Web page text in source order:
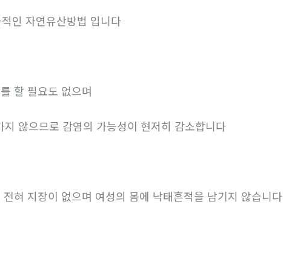
인 자연유산방법 입니다
할 필요도 없으며
않으므로 감염의 가능성이 현저히 감소합니다
혀 지장이 없으며 여성의 몸에 낙태흔적을 남기지 않습니다